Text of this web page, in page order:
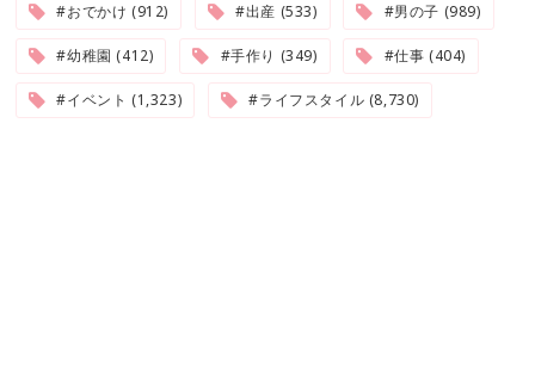
#おでかけ (912) #出産 (533) #男の子 (989)
#幼稚園 (412) #手作り (349) #仕事 (404)
#イベント (1,323) #ライフスタイル (8,730)